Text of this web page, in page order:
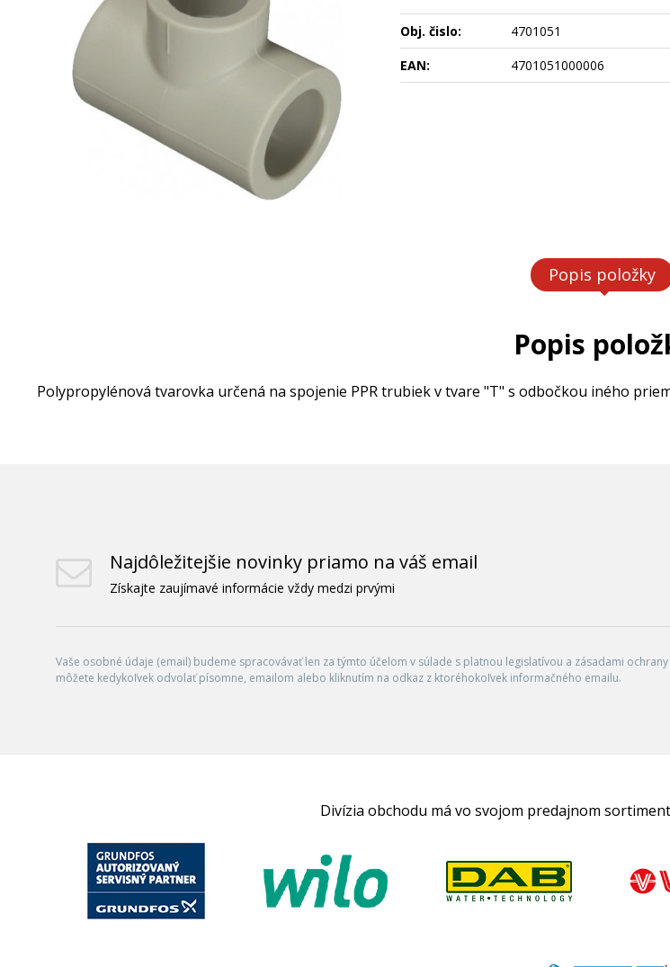
Obj. čislo:
4701051
EAN:
4701051000006
Popis položky
Popis
Polypropylénová tvarovka určená na spojenie PPR trubiek v tvare "T" s odbočkou iného
Najdôležitejšie novinky priamo na váš email
Získajte zaujímavé informácie vždy medzi prvými
Vaše osobné údaje (email) budeme spracovávať len za týmto účelom v súlade s platnou legislatívou a zásadami
môžete kedykoľvek odvolať písomne, emailom alebo kliknutím na odkaz z ktoréhokoľvek informačného emailu.
Divízia obchodu má vo svojom predajnom